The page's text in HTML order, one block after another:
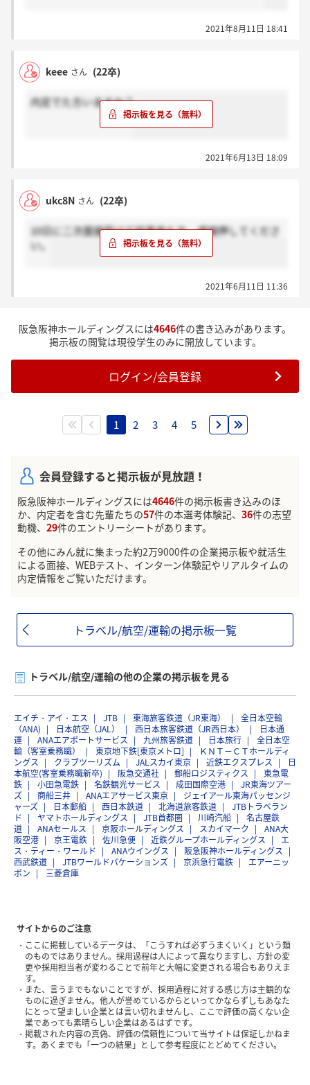
2021年8月11日 18:41
keee さん (22卒)
内定でた方いますか？
2021年6月13日 18:09
ukc8N さん (22卒)
10日に二次面接受けて結果来た方、感謝押してくださ
い。
2021年6月11日 11:36
阪急阪神ホールディングスには4646件の書き込みがあります。
掲示板の閲覧は現役学生のみに開放しています。
ログイン/会員登録
1 2 3 4 5
会員登録すると掲示板が見放題！
阪急阪神ホールディングスには4646件の掲示板書き込みのほ
か、内定者を含む先輩たちの57件の本選考体験記、 36件の志望
動機、 29件のエントリーシートがあります。
その他にみん就に集まった約2万9000件の企業掲示板や就活生
による面接、WEBテスト、インターン体験記やリアルタイムの
内定情報をご覧いただけます。
トラベル/航空/運輸の掲示板一覧
トラベル/航空/運輸の他の企業の掲示板を見る
エイチ・アイ・エス JTB 東海旅客鉄道（JR東海）
全日本空輸
（ANA)
日本航空（JAL） 西日本旅客鉄道（JR西日本）
日本通
運
ANAエアポートサービス 九州旅客鉄道 日本旅行
全日本空
輸（客室乗務職）
東京地下鉄[東京メトロ]
ＫＮＴ－ＣＴホールディ
ングス
クラブツーリズム JALスカイ東京 近鉄エクスプレス
日
本航空(客室乗務職新卒)
阪急交通社 郵船ロジスティクス
東急電
鉄
小田急電鉄 名鉄観光サービス 成田国際空港
JR東海ツアー
ズ
商船三井 ANAエアサービス東京
ジェイアール東海パッセンジ
ャーズ
日本郵船 西日本鉄道 北海道旅客鉄道
JTBトラベラン
ド
ヤマトホールディングス JTB首都圏 川崎汽船
名古屋鉄
道
ANAセールス 京阪ホールディングス スカイマーク
ANA大
阪空港
京王電鉄 佐川急便 近鉄グループホールディングス
エ
ス・ティー・ワールド
ANAウイングス
阪急阪神ホールディングス
西武鉄道
JTBワールドバケーションズ 京浜急行電鉄
エアーニッ
ポン
三菱倉庫
サイトからのご注意
ここに掲載しているデータは、「こうすれば必ずうまくいく」という類
のものではありません。採用過程は人によって異なりますし、方針の変
更や採用担当者が変わることで前年と大幅に変更される場合もありえま
す。
また、言うまでもないことですが、採用過程に対する感じ方は主観的な
ものに過ぎません。他人が誉めているからといってかならずしもあなた
にとって望ましい企業とは言い切れませんし、ここで評価の高くない企
業であっても素晴らしい企業はあるはずです。
掲載された内容の真偽、評価の信頼性について当サイトは保証しかねま
す。あくまでも「一つの結果」として参考程度にとどめてください。